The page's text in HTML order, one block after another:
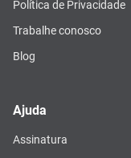
Política de Privacidade
Trabalhe conosco
Blog
Ajuda
Assinatura